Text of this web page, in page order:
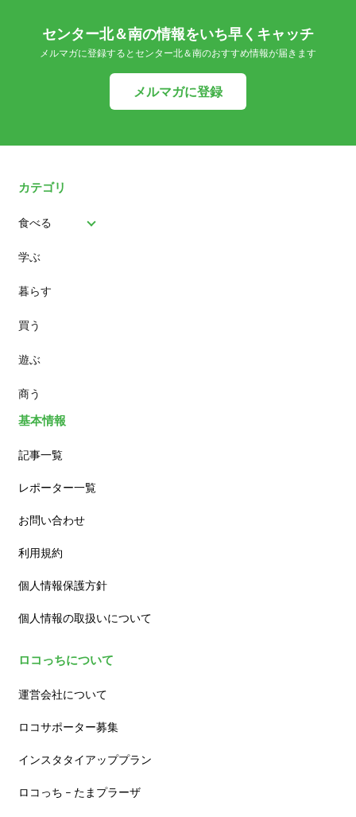
センター北＆南の情報をいち早くキャッチ
メルマガに登録するとセンター北＆南のおすすめ情報が届きます
メルマガに登録
カテゴリ
食べる
パン
スイーツ
ランチ
カフェ
学ぶ
暮らす
買う
遊ぶ
商う
基本情報
記事一覧
レポーター一覧
お問い合わせ
利用規約
個人情報保護方針
個人情報の取扱いについて
ロコっちについて
運営会社について
ロコサポーター募集
インスタタイアッププラン
ロコっち – たまプラーザ